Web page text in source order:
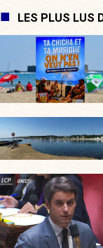
LES PLUS LUS